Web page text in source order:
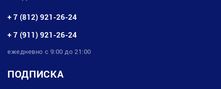
+ 7 (812) 921-26-24
+ 7 (911) 921-26-24
ежедневно с 9:00 до 21:00
ПОДПИСКА